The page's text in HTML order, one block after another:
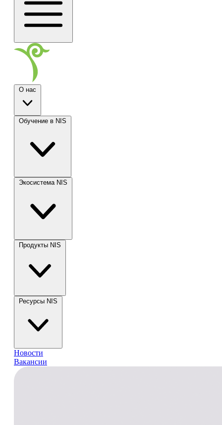
О нас
Обучение в NIS
Экосистема NIS
Продукты NIS
Ресурсы NIS
Новости
Вакансии